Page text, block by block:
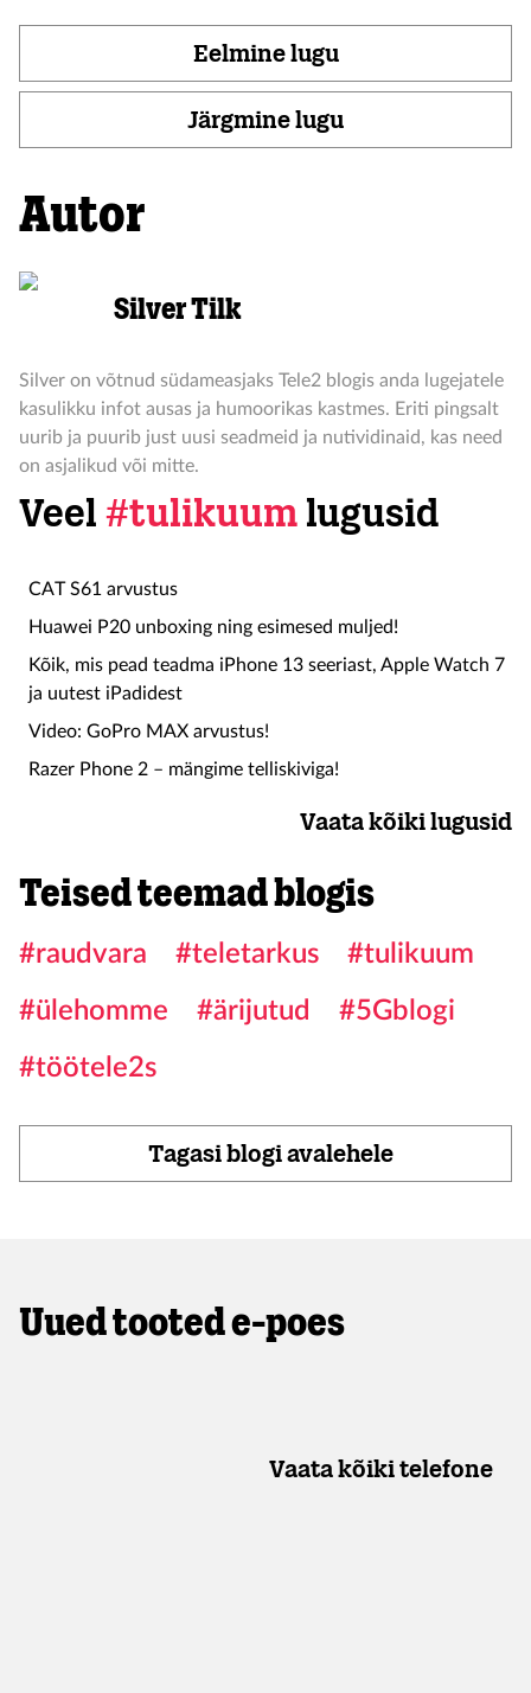
Eelmine lugu
Järgmine lugu
Autor
Silver Tilk
Silver on võtnud südameasjaks Tele2 blogis anda lugejatele
kasulikku infot ausas ja humoorikas kastmes. Eriti pingsalt
uurib ja puurib just uusi seadmeid ja nutividinaid, kas need
on asjalikud või mitte.
Veel #tulikuum lugusid
CAT S61 arvustus
Huawei P20 unboxing ning esimesed muljed!
Kõik, mis pead teadma iPhone 13 seeriast, Apple Watch 7
ja uutest iPadidest
Video: GoPro MAX arvustus!
Razer Phone 2 – mängime telliskiviga!
Vaata kõiki lugusid
Teised teemad blogis
#raudvara #teletarkus
#tulikuum
#ülehomme
#ärijutud
#5Gblogi
#töötele2s
Tagasi blogi avalehele
Uued tooted e-poes
Vaata kõiki telefone